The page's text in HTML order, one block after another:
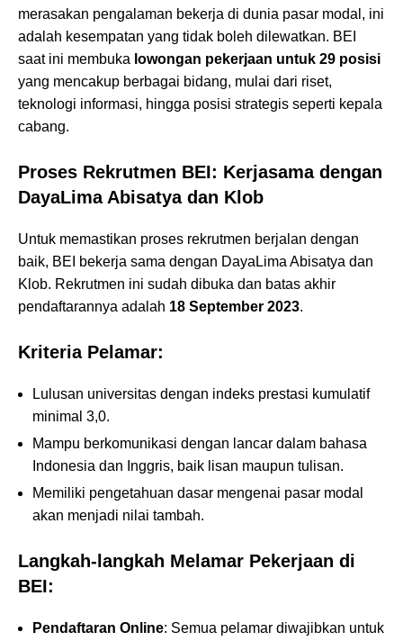
merasakan pengalaman bekerja di dunia pasar modal, ini
adalah kesempatan yang tidak boleh dilewatkan. BEI
saat ini membuka lowongan pekerjaan untuk 29 posisi
yang mencakup berbagai bidang, mulai dari riset,
teknologi informasi, hingga posisi strategis seperti kepala
cabang.
Proses Rekrutmen BEI: Kerjasama dengan
DayaLima Abisatya dan Klob
Untuk memastikan proses rekrutmen berjalan dengan
baik, BEI bekerja sama dengan DayaLima Abisatya dan
Klob. Rekrutmen ini sudah dibuka dan batas akhir
pendaftarannya adalah 18 September 2023.
Kriteria Pelamar:
Lulusan universitas dengan indeks prestasi kumulatif
minimal 3,0.
Mampu berkomunikasi dengan lancar dalam bahasa
Indonesia dan Inggris, baik lisan maupun tulisan.
Memiliki pengetahuan dasar mengenai pasar modal
akan menjadi nilai tambah.
Langkah-langkah Melamar Pekerjaan di
BEI:
Pendaftaran Online: Semua pelamar diwajibkan untuk